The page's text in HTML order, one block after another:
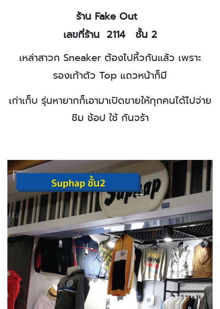
ร้าน Fake Out
เลขที่ร้าน 2114
ชั้น 2
เหล่าสาวก Sneaker ต้องไปหิ้วกันแล้ว เพราะ
รองเท้าตัว Top แถวหน้าก็มี
เก่าเก็บ รุ่นหายากก็เอามาเปิดขายให้ทุกคนได้ไปจ่าย
ชิม ช้อป ใช้ กันจร้า